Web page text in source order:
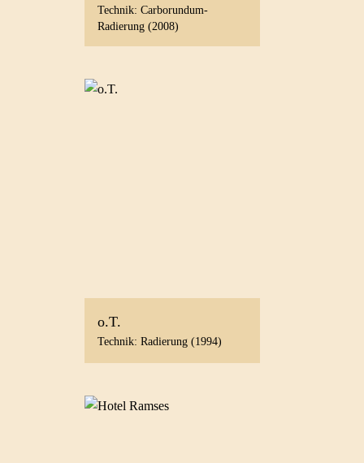
Technik: Carborundum-
Radierung (2008)
o.T.
Technik: Radierung (1994)